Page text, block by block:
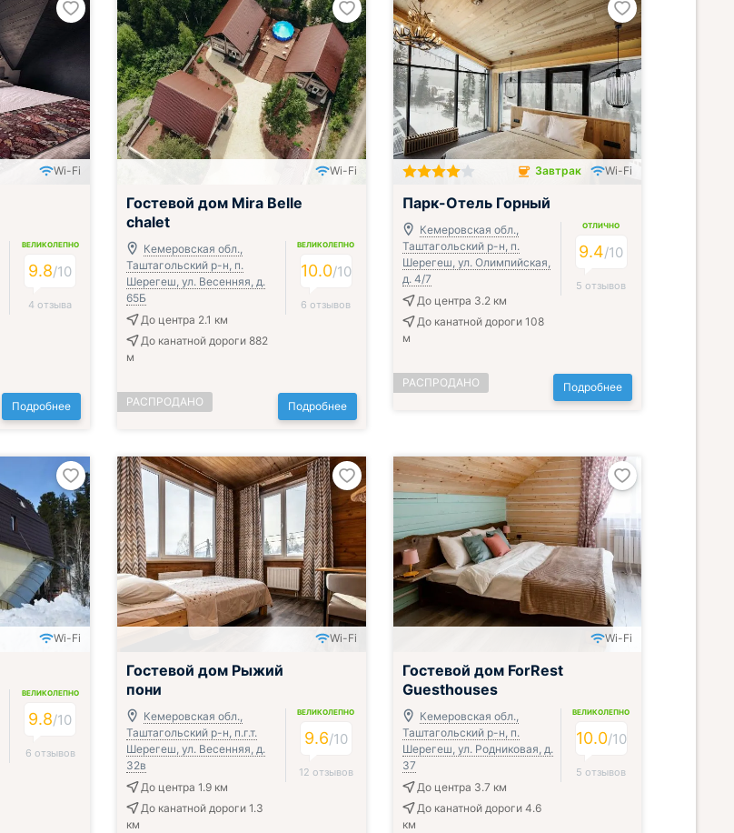
Wi-Fi
ВЕЛИКОЛЕПНО
9.8/10
4 отзыва
Подробнее
Wi-Fi
Гостевой дом Mira Belle
chalet
Кемеровская обл.,
Таштагольский р-н, п.
Шерегеш, ул. Весенняя, д.
65Б
До центра 2.1 км
До канатной дороги 882
м
ВЕЛИКОЛЕПНО
10.0/10
6 отзывов
РАСПРОДАНО Подробнее
Завтрак включён
Завтрак Wi-Fi
Парк-Отель Горный
Кемеровская обл.,
Таштагольский р-н, п.
Шерегеш, ул. Олимпийская,
д. 4/7
До центра 3.2 км
До канатной дороги 108
м
ОТЛИЧНО
9.4/10
5 отзывов
РАСПРОДАНО Подробнее
Wi-Fi
ВЕЛИКОЛЕПНО
9.8/10
6 отзывов
Wi-Fi
Гостевой дом Рыжий
пони
Кемеровская обл.,
Таштагольский р-н, п.г.т.
Шерегеш, ул. Весенняя, д.
32в
До центра 1.9 км
До канатной дороги 1.3
км
ВЕЛИКОЛЕПНО
9.6/10
12 отзывов
Wi-Fi
Гостевой дом ForRest
Guesthouses
Кемеровская обл.,
Таштагольский р-н, п.
Шерегеш, ул. Родниковая, д.
37
До центра 3.7 км
До канатной дороги 4.6
км
ВЕЛИКОЛЕПНО
10.0/10
5 отзывов